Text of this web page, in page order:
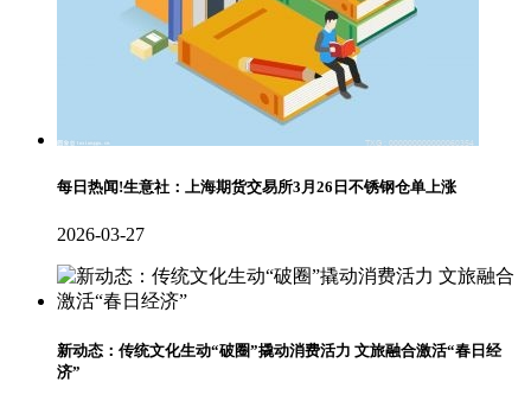
每日热闻!生意社：上海期货交易所3月26日不锈钢仓单上涨
2026-03-27
新动态：传统文化生动“破圈”撬动消费活力 文旅融合激活“春日经
济”